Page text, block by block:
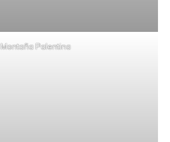
Montaña Palentina